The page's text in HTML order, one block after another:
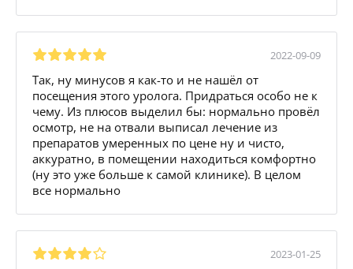
2022-09-09
Так, ну минусов я как-то и не нашёл от
посещения этого уролога. Придраться особо не к
чему. Из плюсов выделил бы: нормально провёл
осмотр, не на отвали выписал лечение из
препаратов умеренных по цене ну и чисто,
аккуратно, в помещении находиться комфортно
(ну это уже больше к самой клинике). В целом
все нормально
2023-01-25